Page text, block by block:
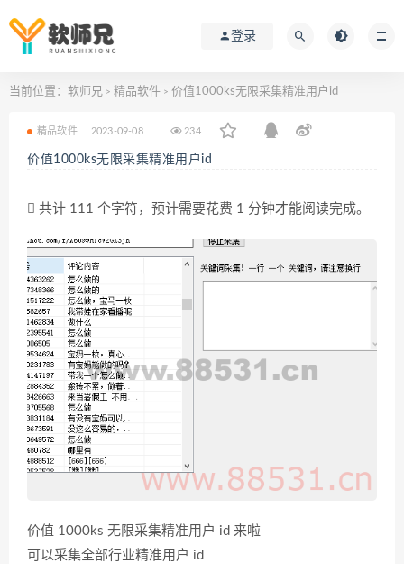
登录
当前位置： 软师兄 > 精品软件 > 价值1000ks无限采集精准用户id
精品软件 2023-09-08 234
价值1000ks无限采集精准用户id
共计 111 个字符，预计需要花费 1 分钟才能阅读完成。
价值 1000ks 无限采集精准用户 id 来啦
可以采集全部行业精准用户 id